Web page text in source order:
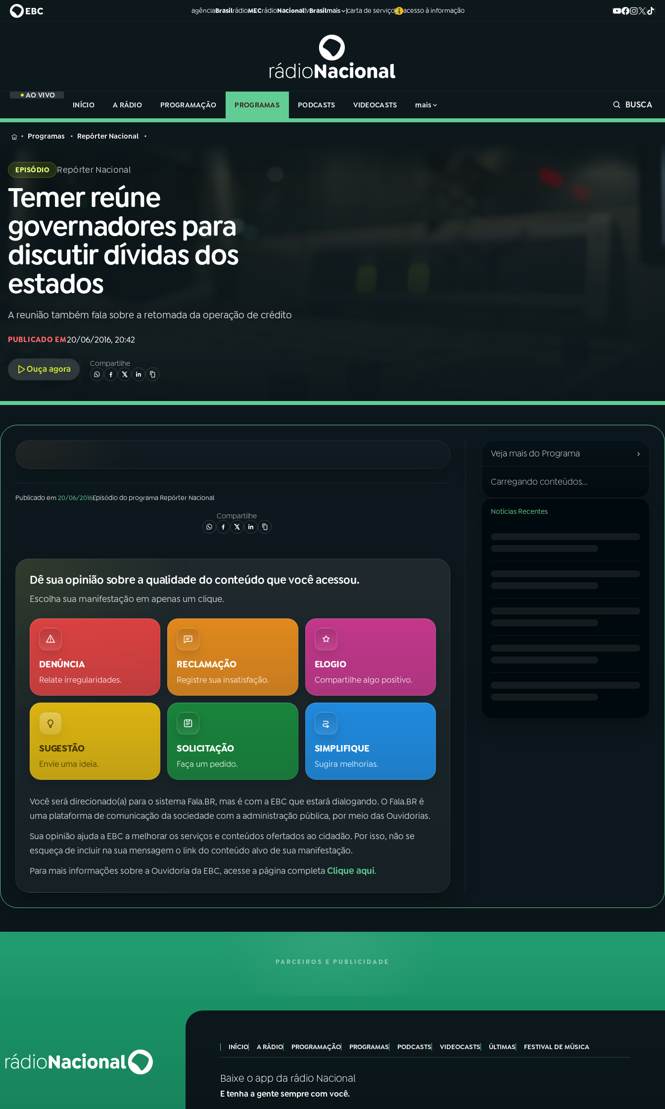
agênciaBrasilrádioMECrádioNacionaltvBrasilmais carta de serviço acesso à informação
AO VIVO
INÍCIO
A RÁDIO PROGRAMAÇÃO PROGRAMAS PODCASTS VIDEOCASTS mais BUSCA
MENU
Buscar
na
Rádio
Nacional
AO VIVO
01INÍCIO
02 A RÁDIO
03PROGRAMAÇÃO
05PODCASTS
TikTok
na
Rádio
Programas Repórter Nacional
EPISÓDIO Repórter Nacional
Temer reúne
governadores para
discutir dívidas dos
estados
A reunião também fala sobre a retomada da operação de crédito
PUBLICADO EM20/06/2016, 20:42
Ouça agora
Compartilhe
Publicado em20/06/2016Episódiodo programa Repórter Nacional
Compartilhe
Dê sua opinião sobre a qualidade do conteúdo que você acessou.
Escolha sua manifestação em apenas um clique.
DENÚNCIA
Relate irregularidades.
RECLAMAÇÃO
Registre sua insatisfação.
ELOGIO
Compartilhe algo positivo.
SUGESTÃO
Envie uma ideia.
SOLICITAÇÃO
Faça um pedido.
SIMPLIFIQUE
Sugira melhorias.
Você será direcionado(a) para o sistema Fala.BR, mas é com a EBC que estará dialogando. O Fala.BR é
uma plataforma de comunicação da sociedade com a administração pública, por meio das Ouvidorias.
Sua opinião ajuda a EBC a melhorar os serviços e conteúdos ofertados ao cidadão. Por isso, não se
esqueça de incluir na sua mensagem o link do conteúdo alvo de sua manifestação.
Para mais informações sobre a Ouvidoria da EBC, acesse a página completaClique aqui.
Veja mais do Programa ›
Carregando conteúdos...
Notícias Recentes
PARCEIROS E PUBLICIDADE
INÍCIO A RÁDIO PROGRAMAÇÃO PROGRAMAS PODCASTS VIDEOCASTS ÚLTIMAS FESTIVAL DE MÚSICA
Baixe o app da rádio Nacional
E tenha a gente sempre com você.